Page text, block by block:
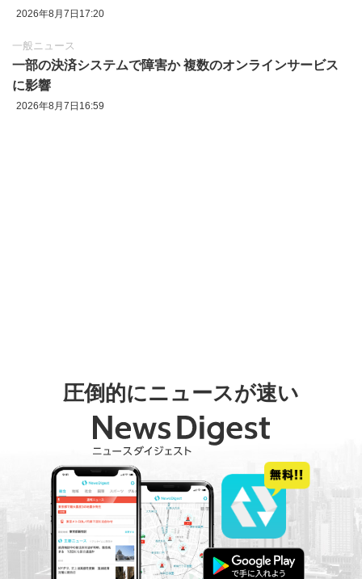
2026年8月7日17:20
一般ニュース
一部の決済システムで障害か 複数のオンラインサービス
に影響
2026年8月7日16:59
圧倒的にニュースが速い